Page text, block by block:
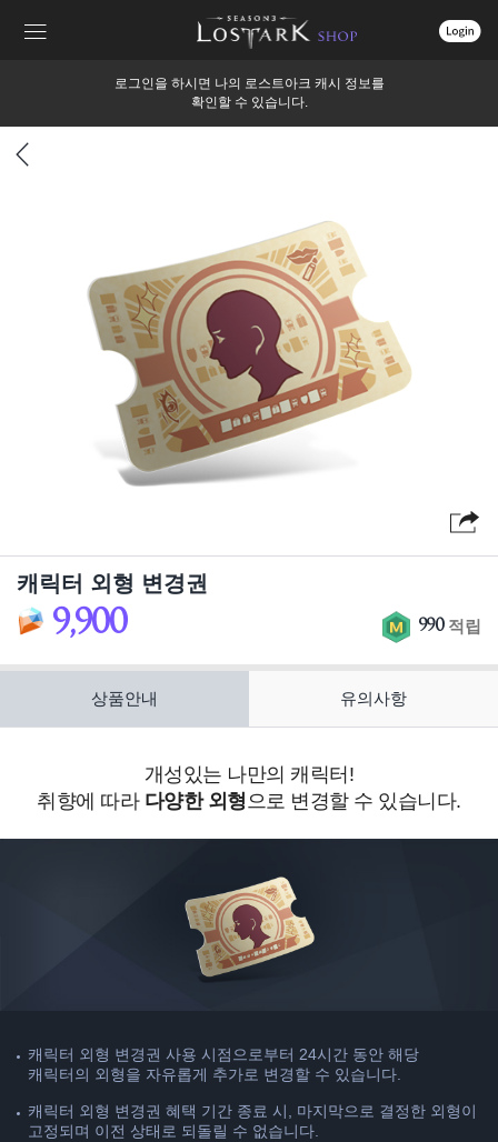
로그인을 하시면 나의 로스트아크 캐시 정보를
확인할 수 있습니다.
캐릭터 외형 변경권
판
매
9,900
혜
택
990 적립
상품안내 유의사항
개성있는 나만의 캐릭터!
취향에 따라 다양한 외형 으로 변경할 수 있습니다.
캐릭터 외형 변경권 사용 시점으로부터 24시간 동안 해당
캐릭터의 외형을 자유롭게 추가로 변경할 수 있습니다.
캐릭터 외형 변경권 혜택 기간 종료 시, 마지막으로 결정한 외형이
고정되며 이전 상태로 되돌릴 수 없습니다.